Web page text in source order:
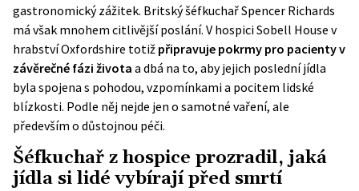
gastronomický zážitek. Britský šéfkuchař Spencer Richards
má však mnohem citlivější poslání. V hospici Sobell House v
hrabství Oxfordshire totiž připravuje pokrmy pro pacienty v
závěrečné fázi života a dbá na to, aby jejich poslední jídla
byla spojena s pohodou, vzpomínkami a pocitem lidské
blízkosti. Podle něj nejde jen o samotné vaření, ale
především o důstojnou péči.
Šéfkuchař z hospice prozradil, jaká
jídla si lidé vybírají před smrtí